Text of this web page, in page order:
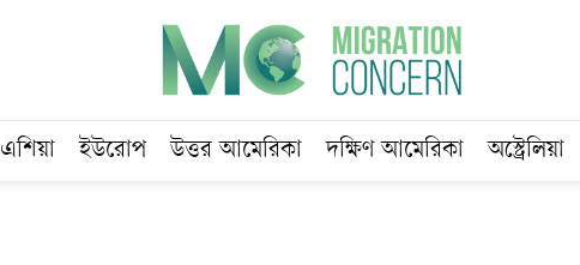
এশিয়া ইউরোপ উত্তর আমেরিকা দক্ষিণ আমেরিকা অস্ট্রেলিয়া